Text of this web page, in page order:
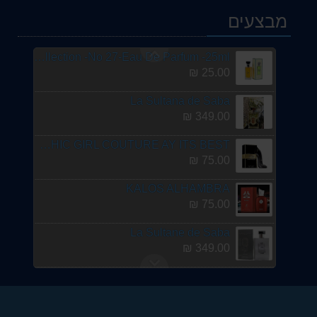
מבצעים75.00 ₪
Smart-Collection -No 27-Eau De Parfum -25ml
25.00 ₪
La Sultana de Saba
349.00 ₪
SUPREME CHIC GIRL COUTURE AY ITS BEST
75.00 ₪
KALOS ALHAMBRA
75.00 ₪
La Sultane de Saba
349.00 ₪